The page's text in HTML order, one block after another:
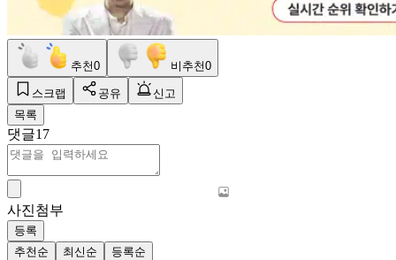
추천0 비추천0
스크랩 공유
신고
목록
댓글17
사진첨부
등록
추천순
최신순 등록순